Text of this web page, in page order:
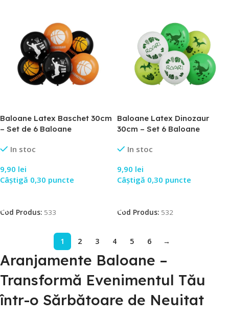
Baloane Latex Baschet 30cm
– Set de 6 Baloane
In stoc
9,90 lei
Câștigă 0,30 puncte
Cod Produs: 533
Baloane Latex Dinozaur
30cm – Set 6 Baloane
In stoc
9,90 lei
Câștigă 0,30 puncte
Cod Produs: 532
1 2 3 4 5 6 →
Aranjamente Baloane –
Transformă Evenimentul Tău
într-o Sărbătoare de Neuitat